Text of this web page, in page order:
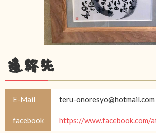
連絡先
E-Mail teru-onoresyo@hotmail.com
facebook https://www.facebook.com/